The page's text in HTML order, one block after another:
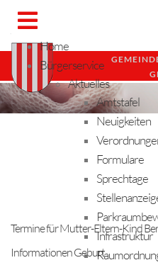
Home
Bürgerservice
Aktuelles
Amtstafel
Neuigkeiten
Formulare
Sprechtage
Infrastruktur
Termine für Mutter-Eltern-Kind
Informationen Geburt